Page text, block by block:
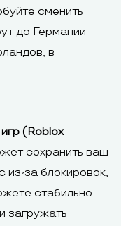
сменить
до Германии
в
(Roblox
сохранить ваш
из-за блокировок,
стабильно
загружать